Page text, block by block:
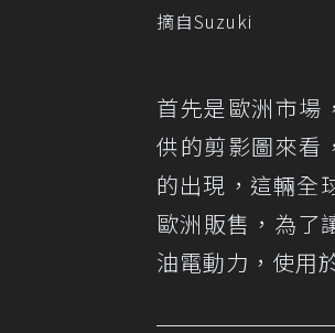
摘自Suzuki
首先是歐洲市場
供的剪影圖來看
的出現，這輛全
歐洲販售，為了
油電動力，使用